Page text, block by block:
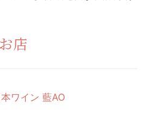
店
ワイン 藍AO